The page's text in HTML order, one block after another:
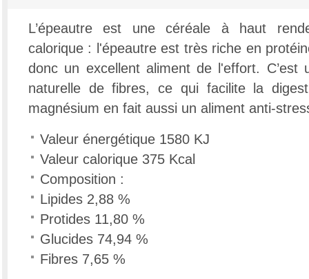
L’épeautre est une céréale à haut
calorique : l'épeautre est très riche en
donc un excellent aliment de l'effort. C’est
naturelle de fibres, ce qui facilite la
magnésium en fait aussi un aliment anti-
Valeur énergétique 1580 KJ
Valeur calorique 375 Kcal
Composition :
Lipides 2,88 %
Protides 11,80 %
Glucides 74,94 %
Fibres 7,65 %